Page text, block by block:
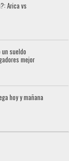
Arica vs
un sueldo
mejor
hoy y mañana